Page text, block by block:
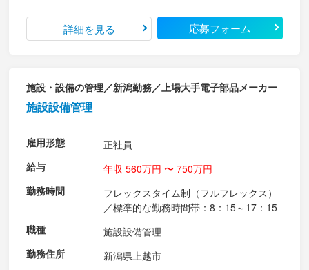
詳細を見る 応募フォーム
施設・設備の管理／新潟勤務／上場大手電子部品メーカー
施設設備管理
雇用形態
正社員
給与
年収 560万円 〜 750万円
勤務時間
フレックスタイム制（フルフレックス）
／標準的な勤務時間帯：8：15～17：15
職種
施設設備管理
勤務住所
新潟県上越市